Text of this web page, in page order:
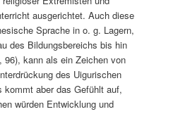
ausgerichtet. Auch diese
Sprache in o. g. Lagern,
des Bildungsbereichs bis hin
96), kann als ein Zeichen von
des Uigurischen
kommt aber das Gefühlt auf,
würden Entwicklung und